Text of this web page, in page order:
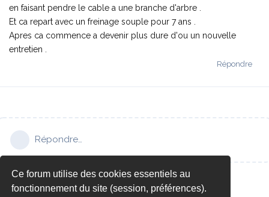
Ce forum utilise des cookies essentiels au
fonctionnement du site (session, préférences).
en faisant pendre le cable a une branche d'arbre .
Et ca repart avec un freinage souple pour 7 ans .
Apres ca commence a devenir plus dure d'ou un nouvelle
entretien .
Répondre
Répondre…